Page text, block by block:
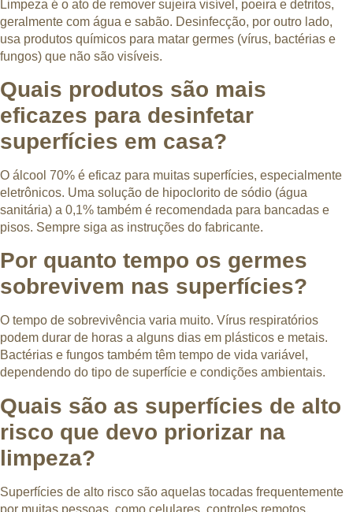
Limpeza é o ato de remover sujeira visível, poeira e detritos,
geralmente com água e sabão. Desinfecção, por outro lado,
usa produtos químicos para matar germes (vírus, bactérias e
fungos) que não são visíveis.
Quais produtos são mais
eficazes para desinfetar
superfícies em casa?
O álcool 70% é eficaz para muitas superfícies, especialmente
eletrônicos. Uma solução de hipoclorito de sódio (água
sanitária) a 0,1% também é recomendada para bancadas e
pisos. Sempre siga as instruções do fabricante.
Por quanto tempo os germes
sobrevivem nas superfícies?
O tempo de sobrevivência varia muito. Vírus respiratórios
podem durar de horas a alguns dias em plásticos e metais.
Bactérias e fungos também têm tempo de vida variável,
dependendo do tipo de superfície e condições ambientais.
Quais são as superfícies de alto
risco que devo priorizar na
limpeza?
Superfícies de alto risco são aquelas tocadas frequentemente
por muitas pessoas, como celulares, controles remotos,